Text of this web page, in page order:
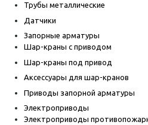
Трубы металлические
Датчики
Запорные арматуры
Шар-краны с приводом
Шар-краны под привод
Аксессуары для шар-кранов
Приводы запорной арматуры
Электроприводы
Электроприводы